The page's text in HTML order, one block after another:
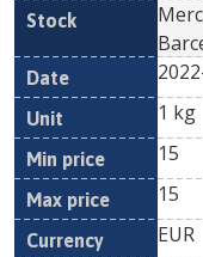
1 kg
15
15
EUR